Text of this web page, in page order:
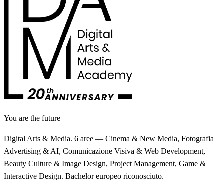
You are the future
Digital Arts & Media. 6 aree — Cinema & New Media, Fotografia
Advertising & AI, Comunicazione Visiva & Web Development,
Beauty Culture & Image Design, Project Management, Game &
Interactive Design. Bachelor europeo riconosciuto.